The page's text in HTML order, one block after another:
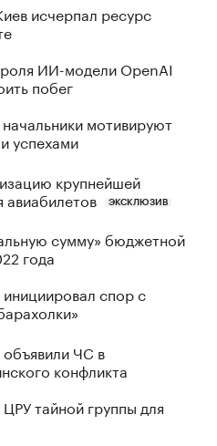
исчерпал ресурс
ИИ-модели OpenAI
побег
мотивируют
успехами
крупнейшей
ЭКСКЛЮЗИВ
сумму» бюджетной
года
спор с
ЧС в
конфликта
тайной группы для